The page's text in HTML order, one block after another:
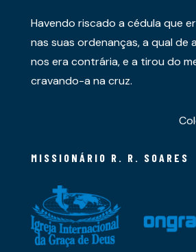
Havendo riscado a cédula que
nas suas ordenanças, a qual de
nos era contrária, e a tirou do
cravando-a na cruz.
MISSIONÁRIO R. R. SOARES